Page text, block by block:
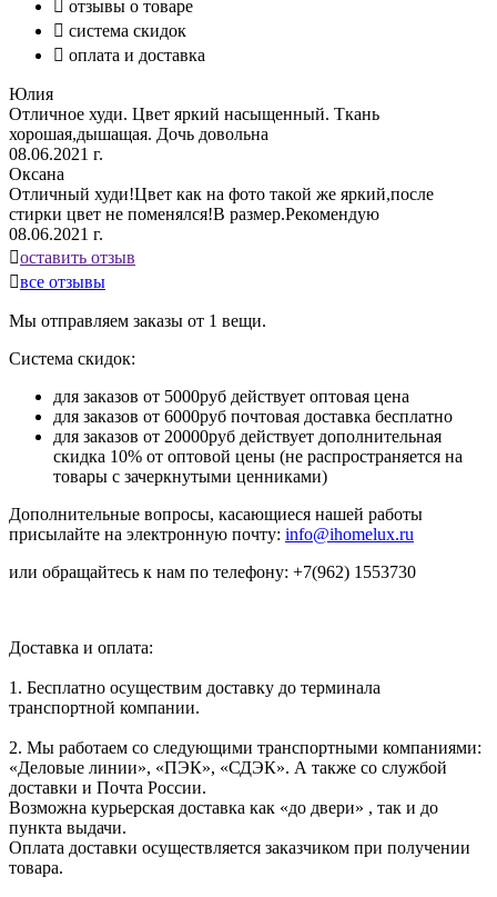
отзывы о товаре
 система скидок
 оплата и доставка
Юлия
Отличное худи. Цвет яркий насыщенный. Ткань
хорошая,дышащая. Дочь довольна
08.06.2021 г.
Оксана
Отличный худи!Цвет как на фото такой же яркий,после
стирки цвет не поменялся!В размер.Рекомендую
08.06.2021 г.
оставить отзыв
все отзывы
Мы отправляем заказы от 1 вещи.
Система скидок:
для заказов от 5000руб действует оптовая цена
для заказов от 6000руб почтовая доставка бесплатно
для заказов от 20000руб действует дополнительная
скидка 10% от оптовой цены (не распространяется на
товары с зачеркнутыми ценниками)
Дополнительные вопросы, касающиеся нашей работы
присылайте на электронную почту: info@ihomelux.ru
или обращайтесь к нам по телефону: +7(962) 1553730
Доставка и оплата:
1. Бесплатно осуществим доставку до терминала
транспортной компании.
2. Мы работаем со следующими транспортными компаниями:
«Деловые линии», «ПЭК», «СДЭК». А также со службой
доставки и Почта России.
Возможна курьерская доставка как «до двери» , так и до
пункта выдачи.
Оплата доставки осуществляется заказчиком при получении
товара.